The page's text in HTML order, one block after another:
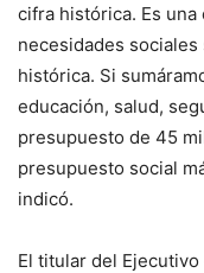
cifra histórica. Es
necesidades
histórica. Si
educación, salud,
presupuesto de 45
presupuesto social
indicó.
El titular del